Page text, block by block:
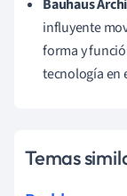
Bauhaus
influyente
forma y
tecnología en
Temas